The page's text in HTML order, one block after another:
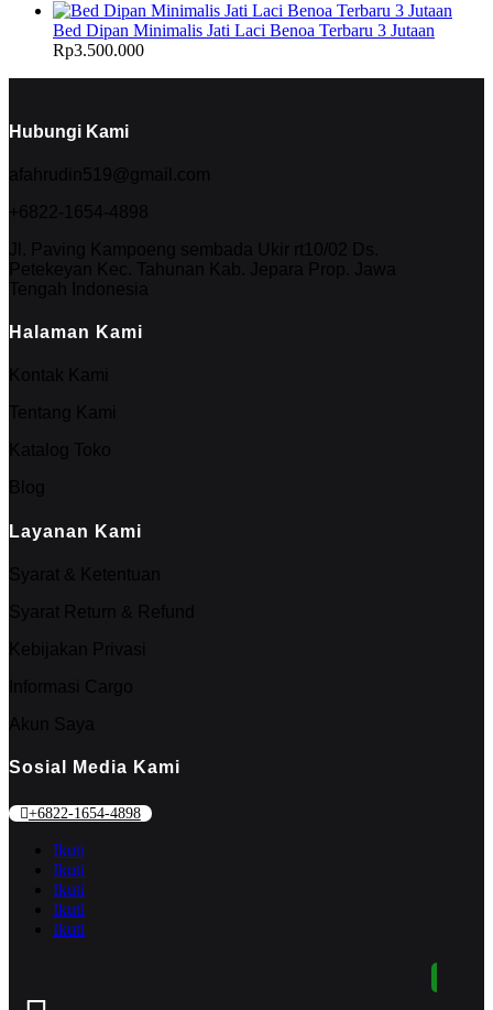
Bed Dipan Minimalis Jati Laci Benoa Terbaru 3 Jutaan
Rp3.500.000
Hubungi Kami
afahrudin519@gmail.com
+6822-1654-4898
Jl. Paving Kampoeng sembada Ukir rt10/02 Ds.
Petekeyan Kec. Tahunan Kab. Jepara Prop. Jawa
Tengah Indonesia
Halaman Kami
Kontak Kami
Tentang Kami
Katalog Toko
Blog
Layanan Kami
Syarat & Ketentuan
Syarat Return & Refund
Kebijakan Privasi
Informasi Cargo
Akun Saya
Sosial Media Kami
+6822-1654-4898
Ikuti
Ikuti
Ikuti
Ikuti
Ikuti